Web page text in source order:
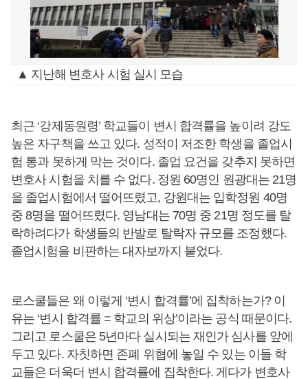
▲ 지난해 변호사 시험 실시 모습
최근 ‘강제동원령’ 학교들이 변시 합격률을 높이려 강도
높은 자구책을 쓰고 있다. 성적이 저조한 학생을 졸업시
험 통과 못하게 막는 것이다. 졸업 요건을 갖추지 못하면
변호사 시험을 치를 수 없다. 정원 60명인 원광대는 21명
을 졸업시험에서 떨어뜨렸고, 강원대는 입학정원 40명
중 8명을 떨어뜨렸다. 영남대는 70명 중 21명 정도를 탈
락하려다가 학생들의 반발로 탈락자 규모를 조정했다.
졸업시험을 비판하는 대자보까지 붙었다.
로스쿨들은 왜 이렇게 ‘변시 합격률’에 집착하는가? 이
유는 ‘변시 합격률 = 학교의 위상’이라는 공식 때문이다.
그리고 로스쿨은 5년마다 실시되는 재인가 심사를 앞에
두고 있다. 자칫하면 존폐 위협에 놓일 수 있는 이들 학
교들은 더욱더 변시 합격률에 집착한다. 게다가 변호사